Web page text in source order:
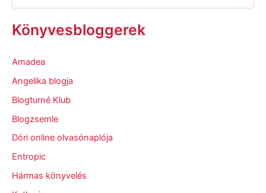
Könyvesbloggerek
Amadea
Angelika blogja
Blogturné Klub
Blogzsemle
Dóri online olvasónaplója
Entropic
Hármas könyvelés